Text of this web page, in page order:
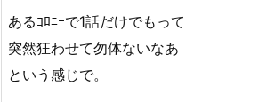
あるｺﾛﾆｰで1話だけでもって
突然狂わせて勿体ないなあ
という感じで。